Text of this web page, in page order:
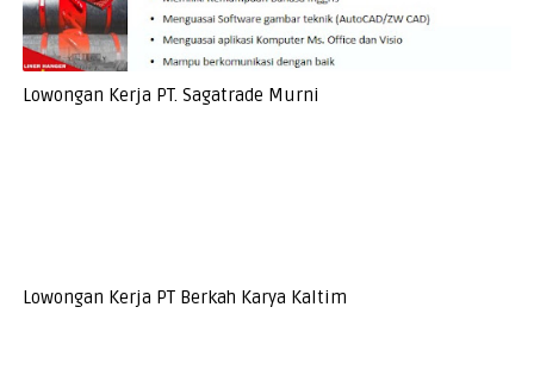
Lowongan Kerja PT. Sagatrade Murni
Lowongan Kerja PT Berkah Karya Kaltim